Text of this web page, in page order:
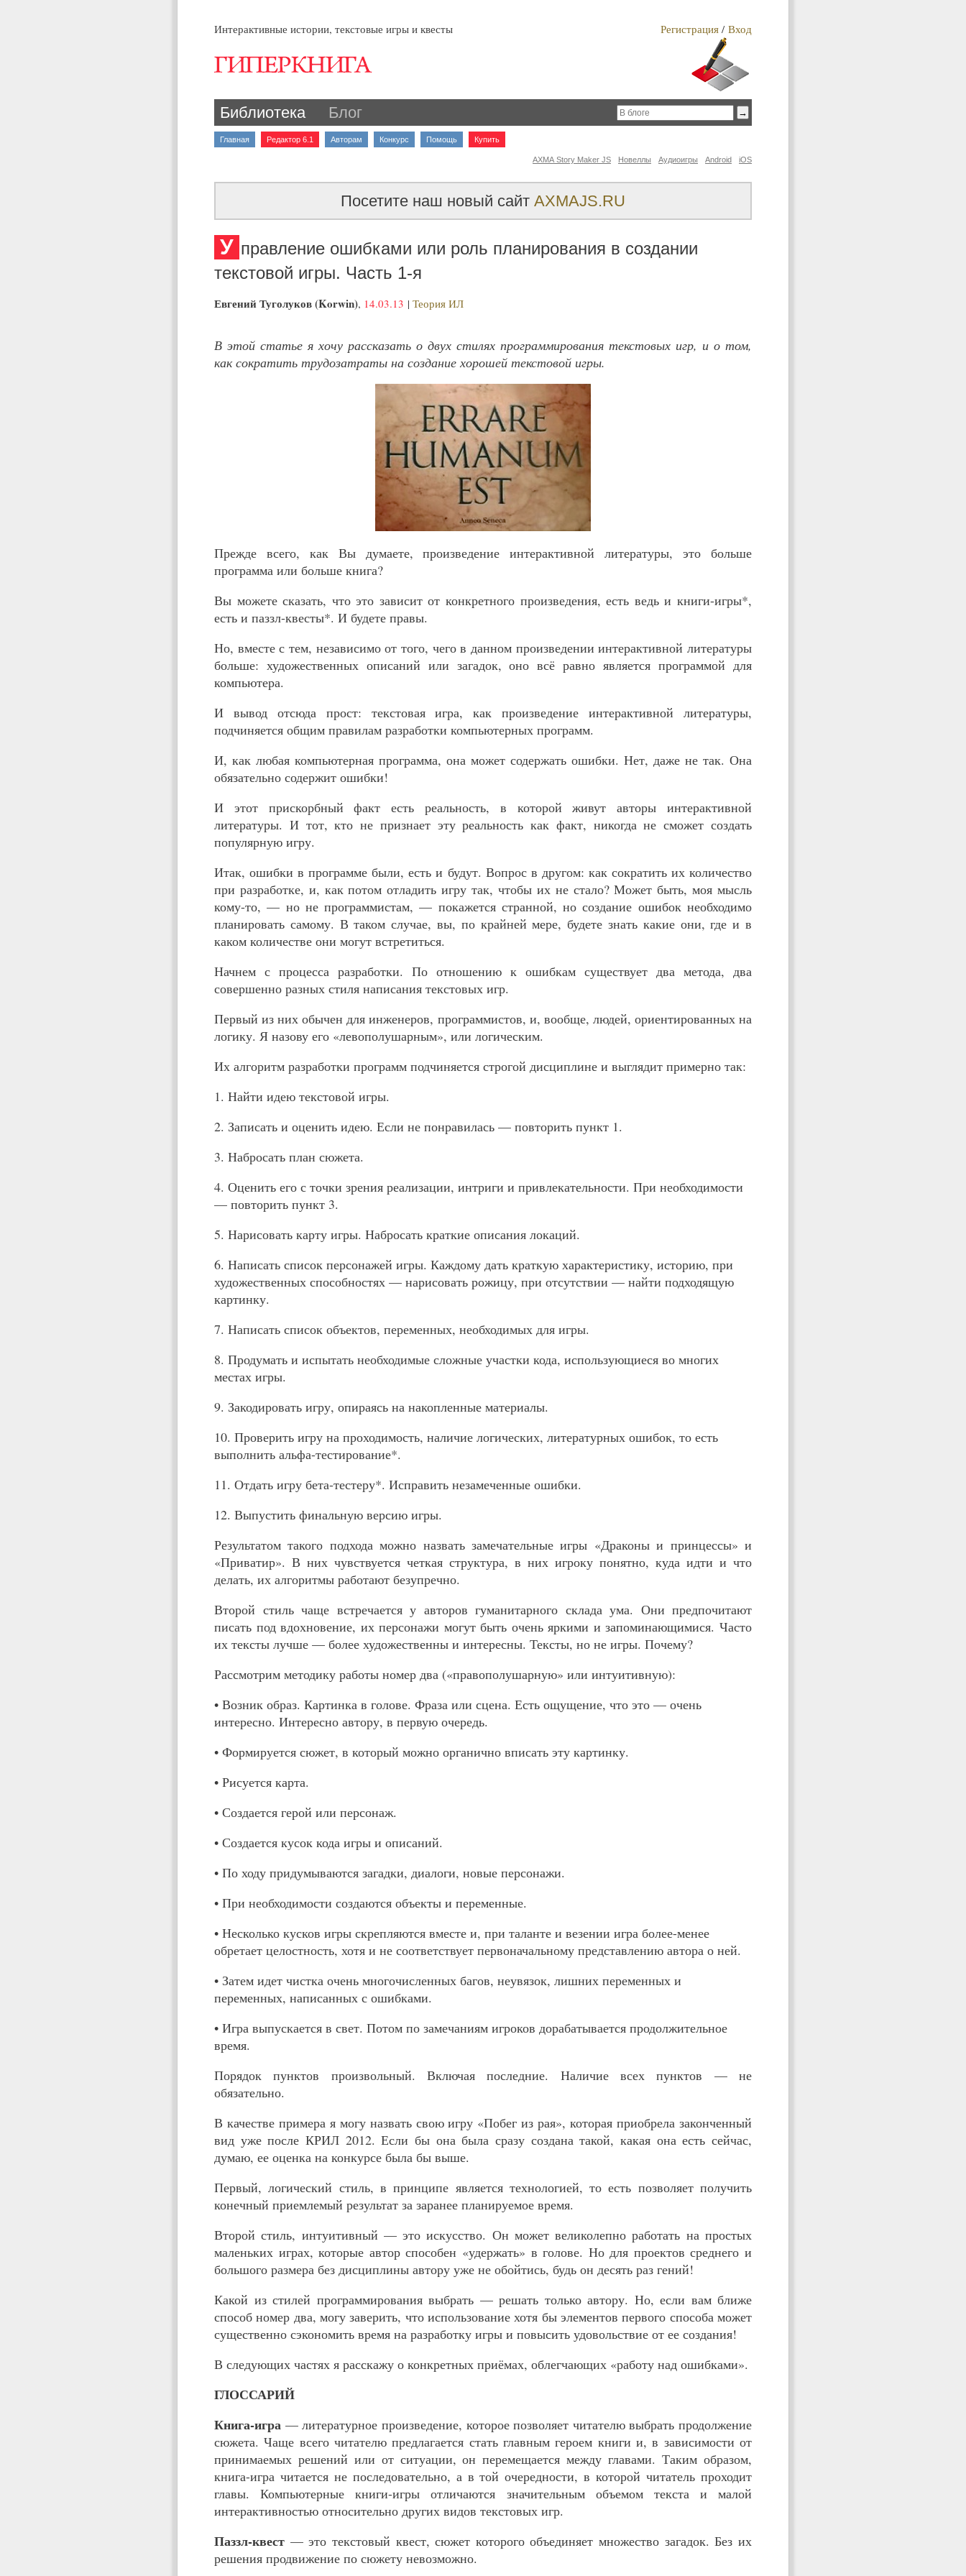
Интерактивные истории, текстовые игры и квесты Регистрация / Вход
Библиотека Блог
Главная Редактор 6.1 Авторам Конкурс Помощь Купить
iOS
Android
Аудиоигры
Новеллы
AXMA Story Maker JS
Посетите наш новый сайт AXMAJS.RU
У правление ошибками или роль планирования в создании
текстовой игры. Часть 1-я
Евгений Туголуков (Korwin), 14.03.13 | Теория ИЛ
В этой статье я хочу рассказать о двух стилях программирования текстовых игр, и о том,
как сократить трудозатраты на создание хорошей текстовой игры.
Прежде всего, как Вы думаете, произведение интерактивной литературы, это больше
программа или больше книга?
Вы можете сказать, что это зависит от конкретного произведения, есть ведь и книги-игры*,
есть и паззл-квесты*. И будете правы.
Но, вместе с тем, независимо от того, чего в данном произведении интерактивной литературы
больше: художественных описаний или загадок, оно всё равно является программой для
компьютера.
И вывод отсюда прост: текстовая игра, как произведение интерактивной литературы,
подчиняется общим правилам разработки компьютерных программ.
И, как любая компьютерная программа, она может содержать ошибки. Нет, даже не так. Она
обязательно содержит ошибки!
И этот прискорбный факт есть реальность, в которой живут авторы интерактивной
литературы. И тот, кто не признает эту реальность как факт, никогда не сможет создать
популярную игру.
Итак, ошибки в программе были, есть и будут. Вопрос в другом: как сократить их количество
при разработке, и, как потом отладить игру так, чтобы их не стало? Может быть, моя мысль
кому-то, — но не программистам, — покажется странной, но создание ошибок необходимо
планировать самому. В таком случае, вы, по крайней мере, будете знать какие они, где и в
каком количестве они могут встретиться.
Начнем с процесса разработки. По отношению к ошибкам существует два метода, два
совершенно разных стиля написания текстовых игр.
Первый из них обычен для инженеров, программистов, и, вообще, людей, ориентированных на
логику. Я назову его «левополушарным», или логическим.
Их алгоритм разработки программ подчиняется строгой дисциплине и выглядит примерно так:
1. Найти идею текстовой игры.
2. Записать и оценить идею. Если не понравилась — повторить пункт 1.
3. Набросать план сюжета.
4. Оценить его с точки зрения реализации, интриги и привлекательности. При необходимости
— повторить пункт 3.
5. Нарисовать карту игры. Набросать краткие описания локаций.
6. Написать список персонажей игры. Каждому дать краткую характеристику, историю, при
художественных способностях — нарисовать рожицу, при отсутствии — найти подходящую
картинку.
7. Написать список объектов, переменных, необходимых для игры.
8. Продумать и испытать необходимые сложные участки кода, использующиеся во многих
местах игры.
9. Закодировать игру, опираясь на накопленные материалы.
10. Проверить игру на проходимость, наличие логических, литературных ошибок, то есть
выполнить альфа-тестирование*.
11. Отдать игру бета-тестеру*. Исправить незамеченные ошибки.
12. Выпустить финальную версию игры.
Результатом такого подхода можно назвать замечательные игры «Драконы и принцессы» и
«Приватир». В них чувствуется четкая структура, в них игроку понятно, куда идти и что
делать, их алгоритмы работают безупречно.
Второй стиль чаще встречается у авторов гуманитарного склада ума. Они предпочитают
писать под вдохновение, их персонажи могут быть очень яркими и запоминающимися. Часто
их тексты лучше — более художественны и интересны. Тексты, но не игры. Почему?
Рассмотрим методику работы номер два («правополушарную» или интуитивную):
• Возник образ. Картинка в голове. Фраза или сцена. Есть ощущение, что это — очень
интересно. Интересно автору, в первую очередь.
• Формируется сюжет, в который можно органично вписать эту картинку.
• Рисуется карта.
• Создается герой или персонаж.
• Создается кусок кода игры и описаний.
• По ходу придумываются загадки, диалоги, новые персонажи.
• При необходимости создаются объекты и переменные.
• Несколько кусков игры скрепляются вместе и, при таланте и везении игра более-менее
обретает целостность, хотя и не соответствует первоначальному представлению автора о ней.
• Затем идет чистка очень многочисленных багов, неувязок, лишних переменных и
переменных, написанных с ошибками.
• Игра выпускается в свет. Потом по замечаниям игроков дорабатывается продолжительное
время.
Порядок пунктов произвольный. Включая последние. Наличие всех пунктов — не
обязательно.
В качестве примера я могу назвать свою игру «Побег из рая», которая приобрела законченный
вид уже после КРИЛ 2012. Если бы она была сразу создана такой, какая она есть сейчас,
думаю, ее оценка на конкурсе была бы выше.
Первый, логический стиль, в принципе является технологией, то есть позволяет получить
конечный приемлемый результат за заранее планируемое время.
Второй стиль, интуитивный — это искусство. Он может великолепно работать на простых
маленьких играх, которые автор способен «удержать» в голове. Но для проектов среднего и
большого размера без дисциплины автору уже не обойтись, будь он десять раз гений!
Какой из стилей программирования выбрать — решать только автору. Но, если вам ближе
способ номер два, могу заверить, что использование хотя бы элементов первого способа может
существенно сэкономить время на разработку игры и повысить удовольствие от ее создания!
В следующих частях я расскажу о конкретных приёмах, облегчающих «работу над ошибками».
ГЛОССАРИЙ
Книга-игра — литературное произведение, которое позволяет читателю выбрать продолжение
сюжета. Чаще всего читателю предлагается стать главным героем книги и, в зависимости от
принимаемых решений или от ситуации, он перемещается между главами. Таким образом,
книга-игра читается не последовательно, а в той очередности, в которой читатель проходит
главы. Компьютерные книги-игры отличаются значительным объемом текста и малой
интерактивностью относительно других видов текстовых игр.
Паззл-квест — это текстовый квест, сюжет которого объединяет множество загадок. Без их
решения продвижение по сюжету невозможно.